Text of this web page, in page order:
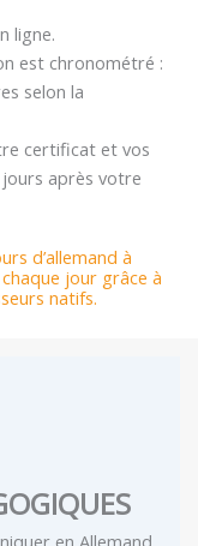
ligne.
est chronométré :
selon la
certificat et vos
après votre
d’allemand à
jour grâce à
natifs.